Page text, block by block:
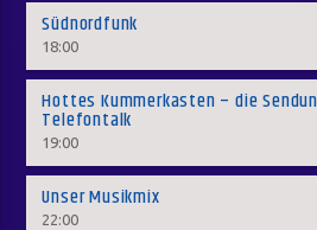
Südnordfunk
18:00
Hottes Kummerkasten – die
Telefontalk
19:00
Unser Musikmix
22:00